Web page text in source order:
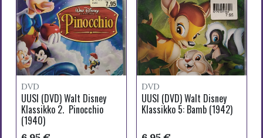
DVD
UUSI (DVD) Walt Disney
Klassikko 2. Pinocchio
(1940)
DVD
UUSI (DVD) Walt Disney
Klassikko 5: Bamb (1942)